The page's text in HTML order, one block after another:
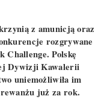
z amunicją oraz
rozgrywane
Challenge. Polskę
Dywizji Kawalerii
uniemożliwiła im
już za rok.